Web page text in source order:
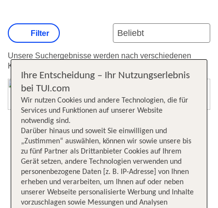
Unsere Suchergebnisse werden nach verschiedenen
Kriterien sortiert.
Filter
Ihre Entscheidung – Ihr Nutzungserlebnis
bei TUI.com
Wir nutzen Cookies und andere Technologien, die für
Services und Funktionen auf unserer Website
notwendig sind.
Darüber hinaus und soweit Sie einwilligen und
„Zustimmen“ auswählen, können wir sowie unsere bis
zu fünf Partner als Drittanbieter Cookies auf Ihrem
Gerät setzen, andere Technologien verwenden und
personenbezogene Daten [z. B. IP-Adresse] von Ihnen
erheben und verarbeiten, um Ihnen auf oder neben
unserer Webseite personalisierte Werbung und Inhalte
vorzuschlagen sowie Messungen und Analysen